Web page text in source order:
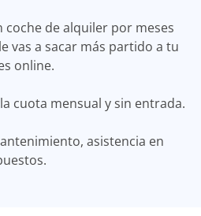
coche de alquiler por meses
vas a sacar más partido a tu
online.
cuota mensual y sin entrada.
asistencia en